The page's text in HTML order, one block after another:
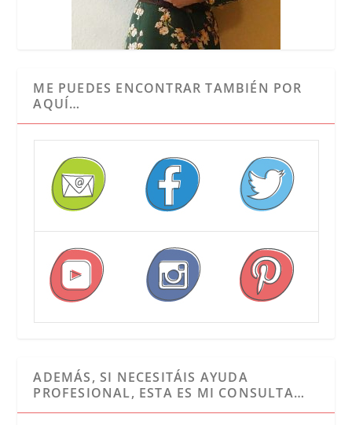
ME PUEDES ENCONTRAR TAMBIÉN POR
AQUÍ…
ADEMÁS, SI NECESITÁIS AYUDA
PROFESIONAL, ESTA ES MI CONSULTA…